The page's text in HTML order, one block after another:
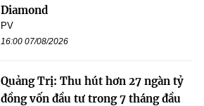
Diamond
PV
16:00 07/08/2026
Quảng Trị: Thu hút hơn 27 ngàn tỷ
đồng vốn đầu tư trong 7 tháng đầu